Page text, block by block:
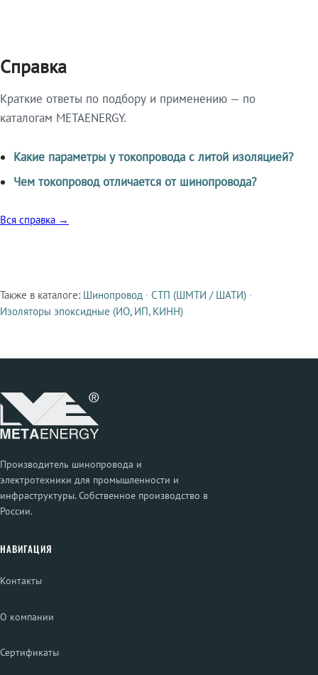
Справка
Краткие ответы по подбору и применению — по
каталогам METAENERGY.
Какие параметры у токопровода с литой изоляцией?
Чем токопровод отличается от шинопровода?
Вся справка →
Смежные продукты
Также в каталоге: Шинопровод · СТП (ШМТИ / ШАТИ) ·
Изоляторы эпоксидные (ИО, ИП, КИНН)
Производитель шинопровода и
электротехники для промышленности и
инфраструктуры. Собственное производство в
России.
НАВИГАЦИЯ
Контакты
О компании
Сертификаты